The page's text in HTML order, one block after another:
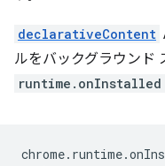
declarativeContent
ルをバックグラウンド
runtime.onInstalled
chrome. runtime.